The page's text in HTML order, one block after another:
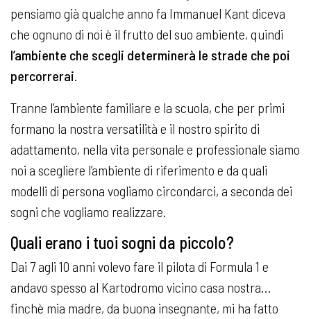
pensiamo già qualche anno fa Immanuel Kant diceva
che ognuno di noi è il frutto del suo ambiente, quindi
l’ambiente che scegli determinerà le strade che poi
percorrerai.
Tranne l’ambiente familiare e la scuola, che per primi
formano la nostra versatilità e il nostro spirito di
adattamento, nella vita personale e professionale siamo
noi a scegliere l’ambiente di riferimento e da quali
modelli di persona vogliamo circondarci, a seconda dei
sogni che vogliamo realizzare.
Quali erano i tuoi sogni da piccolo?
Dai 7 agli 10 anni volevo fare il pilota di Formula 1 e
andavo spesso al Kartodromo vicino casa nostra…
finchè mia madre, da buona insegnante, mi ha fatto